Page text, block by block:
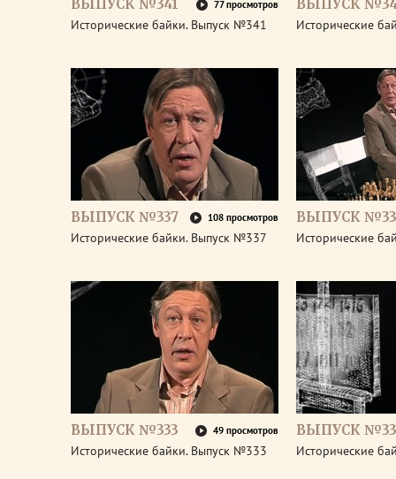
ВЫПУСК №341 77 просмотров
Исторические байки. Выпуск №341
ВЫПУСК
Исторические
ВЫПУСК №337 108 просмотров
Исторические байки. Выпуск №337
ВЫПУСК
Исторические
ВЫПУСК №333 49 просмотров
Исторические байки. Выпуск №333
ВЫПУСК
Исторические